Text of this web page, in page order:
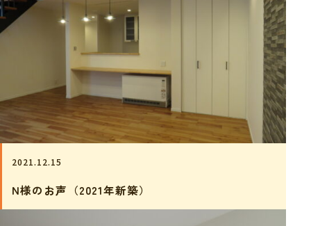
2021.12.15
N様のお声（2021年新築）